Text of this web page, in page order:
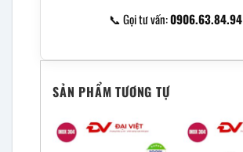
📞 Gọi tư vấn:0906.63.84.94
SẢN PHẨM TƯƠNG TỰ